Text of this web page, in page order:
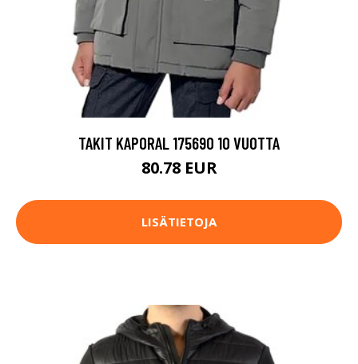
TAKIT KAPORAL 175690 10 VUOTTA
80.78 EUR
LISÄTIETOJA